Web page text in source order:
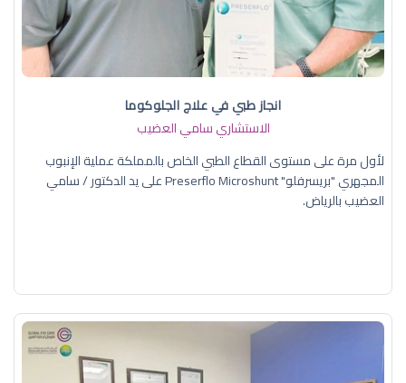
انجاز طبي في علاج الجلوكوما
الاستشاري سامي العضيب
لأول مرة على مستوى القطاع الطبي الخاص بالمملكة عملية الإنبوب
المجهري "بريسرفلو" Preserflo Microshunt على يد الدكتور / سامي
العضيب بالرياض.